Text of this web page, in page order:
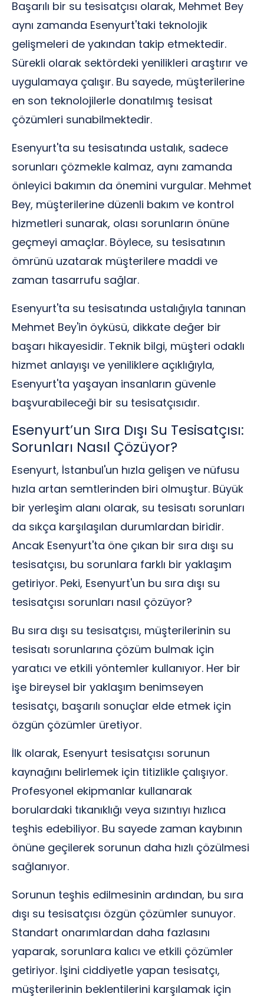
Başarılı bir su tesisatçısı olarak, Mehmet Bey
aynı zamanda Esenyurt'taki teknolojik
gelişmeleri de yakından takip etmektedir.
Sürekli olarak sektördeki yenilikleri araştırır ve
uygulamaya çalışır. Bu sayede, müşterilerine
en son teknolojilerle donatılmış tesisat
çözümleri sunabilmektedir.
Esenyurt'ta su tesisatında ustalık, sadece
sorunları çözmekle kalmaz, aynı zamanda
önleyici bakımın da önemini vurgular. Mehmet
Bey, müşterilerine düzenli bakım ve kontrol
hizmetleri sunarak, olası sorunların önüne
geçmeyi amaçlar. Böylece, su tesisatının
ömrünü uzatarak müşterilere maddi ve
zaman tasarrufu sağlar.
Esenyurt'ta su tesisatında ustalığıyla tanınan
Mehmet Bey'in öyküsü, dikkate değer bir
başarı hikayesidir. Teknik bilgi, müşteri odaklı
hizmet anlayışı ve yeniliklere açıklığıyla,
Esenyurt'ta yaşayan insanların güvenle
başvurabileceği bir su tesisatçısıdır.
Esenyurt’un Sıra Dışı Su Tesisatçısı:
Sorunları Nasıl Çözüyor?
Esenyurt, İstanbul'un hızla gelişen ve nüfusu
hızla artan semtlerinden biri olmuştur. Büyük
bir yerleşim alanı olarak, su tesisatı sorunları
da sıkça karşılaşılan durumlardan biridir.
Ancak Esenyurt'ta öne çıkan bir sıra dışı su
tesisatçısı, bu sorunlara farklı bir yaklaşım
getiriyor. Peki, Esenyurt'un bu sıra dışı su
tesisatçısı sorunları nasıl çözüyor?
Bu sıra dışı su tesisatçısı, müşterilerinin su
tesisatı sorunlarına çözüm bulmak için
yaratıcı ve etkili yöntemler kullanıyor. Her bir
işe bireysel bir yaklaşım benimseyen
tesisatçı, başarılı sonuçlar elde etmek için
özgün çözümler üretiyor.
İlk olarak, Esenyurt tesisatçısı sorunun
kaynağını belirlemek için titizlikle çalışıyor.
Profesyonel ekipmanlar kullanarak
borulardaki tıkanıklığı veya sızıntıyı hızlıca
teşhis edebiliyor. Bu sayede zaman kaybının
önüne geçilerek sorunun daha hızlı çözülmesi
sağlanıyor.
Sorunun teşhis edilmesinin ardından, bu sıra
dışı su tesisatçısı özgün çözümler sunuyor.
Standart onarımlardan daha fazlasını
yaparak, sorunlara kalıcı ve etkili çözümler
getiriyor. İşini ciddiyetle yapan tesisatçı,
müşterilerinin beklentilerini karşılamak için